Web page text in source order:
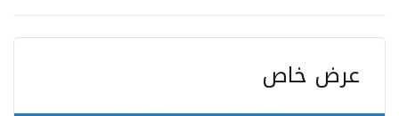
عرض خاص